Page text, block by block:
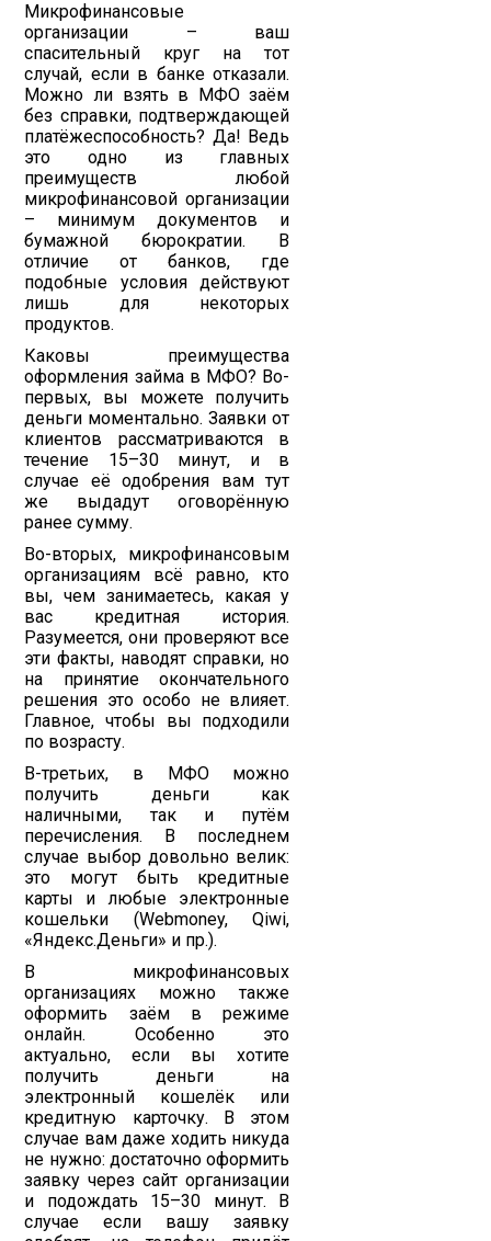
Микрофинансовые
организации – ваш
спасительный круг на тот
случай, если в банке отказали.
Можно ли взять в МФО заём
без справки, подтверждающей
платёжеспособность? Да! Ведь
это одно из главных
преимуществ любой
микрофинансовой организации
– минимум документов и
бумажной бюрократии. В
отличие от банков, где
подобные условия действуют
лишь для некоторых
продуктов.
Каковы преимущества
оформления займа в МФО? Во-
первых, вы можете получить
деньги моментально. Заявки от
клиентов рассматриваются в
течение 15–30 минут, и в
случае её одобрения вам тут
же выдадут оговорённую
ранее сумму.
Во-вторых, микрофинансовым
организациям всё равно, кто
вы, чем занимаетесь, какая у
вас кредитная история.
Разумеется, они проверяют все
эти факты, наводят справки, но
на принятие окончательного
решения это особо не влияет.
Главное, чтобы вы подходили
по возрасту.
В-третьих, в МФО можно
получить деньги как
наличными, так и путём
перечисления. В последнем
случае выбор довольно велик:
это могут быть кредитные
карты и любые электронные
кошельки (Webmoney, Qiwi,
«Яндекс.Деньги» и пр.).
В микрофинансовых
организациях можно также
оформить заём в режиме
онлайн. Особенно это
актуально, если вы хотите
получить деньги на
электронный кошелёк или
кредитную карточку. В этом
случае вам даже ходить никуда
не нужно: достаточно оформить
заявку через сайт организации
и подождать 15–30 минут. В
случае если вашу заявку